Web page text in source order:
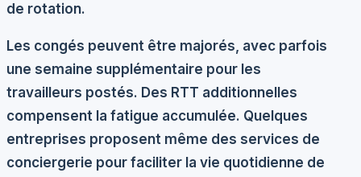
de rotation.
Les congés peuvent être majorés, avec parfois
une semaine supplémentaire pour les
travailleurs postés. Des RTT additionnelles
compensent la fatigue accumulée. Quelques
entreprises proposent même des services de
conciergerie pour faciliter la vie quotidienne de